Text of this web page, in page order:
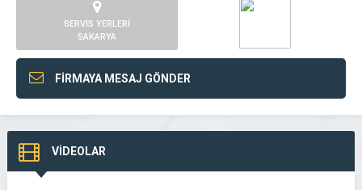
SERVİS YERLERİ
SAKARYA
FİRMAYA MESAJ GÖNDER
VİDEOLAR